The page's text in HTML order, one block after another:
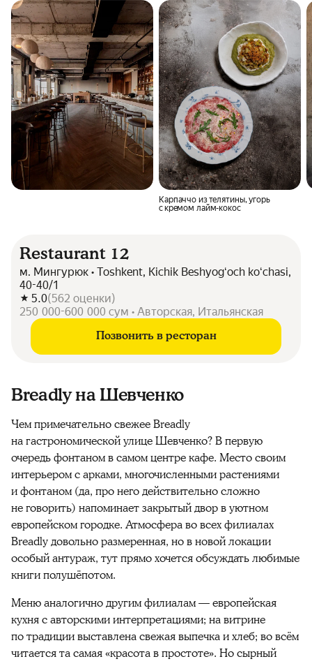
Карпаччо из телятины, угорь
с кремом лайм-кокос
Restaurant 12
м. Мингурюк • Toshkent, Kichik Beshyogʻoch koʻchasi,
40-40/1
5.0(562 оценки)
250 000-600 000 сум • Авторская, Итальянская
Позвонить в ресторан
Breadly на Шевченко
Чем примечательно свежее Breadly
на гастрономической улице Шевченко? В первую
очередь фонтаном в самом центре кафе. Место своим
интерьером с арками, многочисленными растениями
и фонтаном (да, про него действительно сложно
не говорить) напоминает закрытый двор в уютном
европейском городке. Атмосфера во всех филиалах
Breadly довольно размеренная, но в новой локации
особый антураж, тут прямо хочется обсуждать любимые
книги полушёпотом.
Меню аналогично другим филиалам — европейская
кухня с авторскими интерпретациями; на витрине
по традиции выставлена свежая выпечка и хлеб; во всём
читается та самая «красота в простоте». Но сырный